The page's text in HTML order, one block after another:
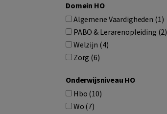
Domein HO
Algemene Vaardigheden (1)
PABO & Lerarenopleiding (2)
Welzijn (4)
Zorg (6)
Onderwijsniveau HO
Hbo (10)
Wo (7)